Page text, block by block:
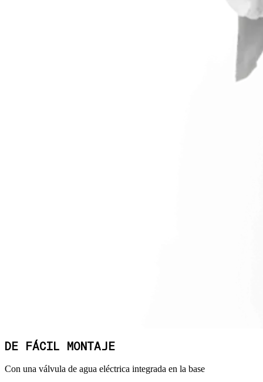
DE FÁCIL MONTAJE
Con una válvula de agua eléctrica integrada en la base